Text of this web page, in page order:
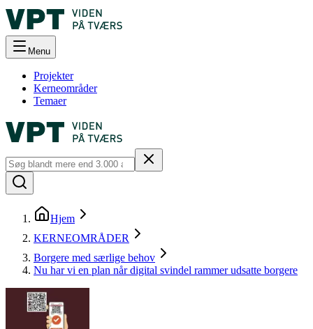
Menu
Projekter
Kerneområder
Temaer
Hjem
KERNEOMRÅDER
Borgere med særlige behov
Nu har vi en plan når digital svindel rammer udsatte borgere